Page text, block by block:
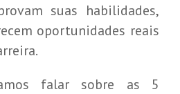
suas habilidades,
oportunidades reais
falar sobre as 5